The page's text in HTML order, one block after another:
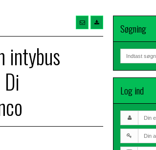
intybus
Søgning
Log ind